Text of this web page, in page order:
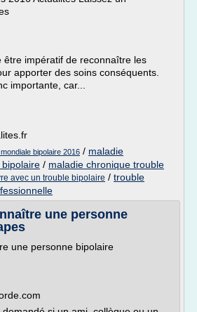
être impératif de reconnaître les
apporter des soins conséquents.
importante, car...
bipolaire 2016 / maladie
/ maladie chronique trouble
avec un trouble bipolaire / trouble
une personne
une personne bipolaire